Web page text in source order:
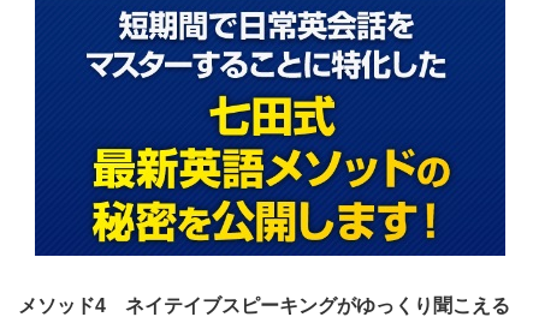
メソッド4 ネイテイブスピーキングがゆっくり聞こえる